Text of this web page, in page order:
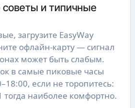
советы и типичные
загрузите EasyWay
офлайн-карту — сигнал
может быть слабым.
в самые пиковые часы
если не торопитесь:
наиболее комфортно.